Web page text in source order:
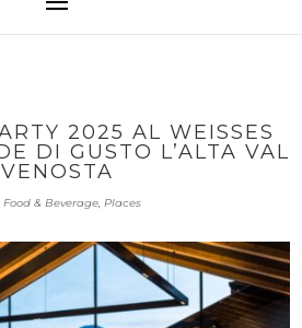
2025 AL WEISSES
DI GUSTO L’ALTA VAL
VENOSTA
Food & Beverage, Places